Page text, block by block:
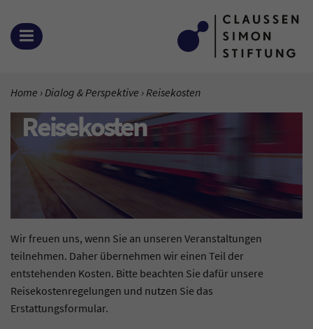
Zum Inhalt springen
MENÜ ÖFFNEN
SIE BEFINDEN SICH HIER:
Home Dialog & Perspektive Aktuelle Seite:
Reisekosten
Reisekosten
Wir freuen uns, wenn Sie an unseren Veranstaltungen
teilnehmen. Daher übernehmen wir einen Teil der
entstehenden Kosten. Bitte beachten Sie dafür unsere
Reisekostenregelungen und nutzen Sie das
Erstattungsformular.